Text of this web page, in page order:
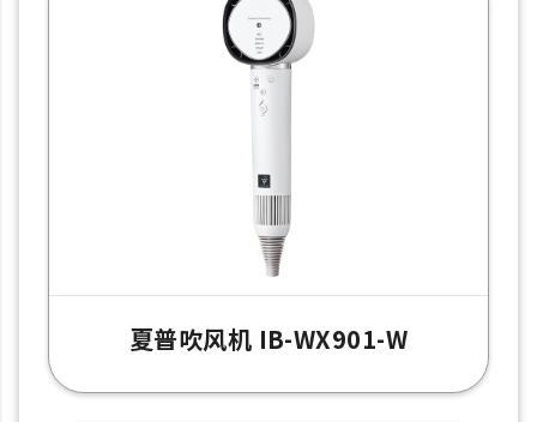
夏普吹风机 IB-WX901-W